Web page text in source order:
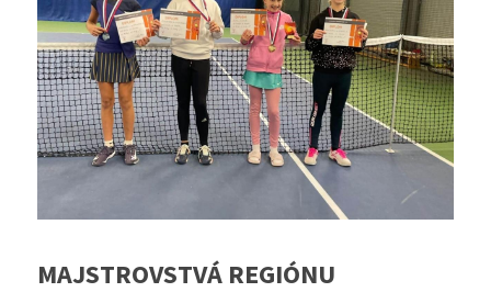
MAJSTROVSTVÁ REGIÓNU